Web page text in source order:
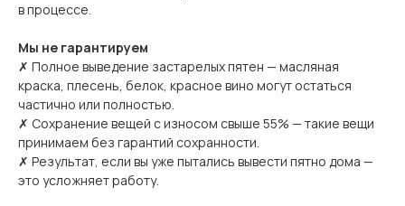
в процессе.
Мы не гарантируем
✗ Полное выведение застарелых пятен — масляная
краска, плесень, белок, красное вино могут остаться
частично или полностью.
✗ Сохранение вещей с износом свыше 55% — такие вещи
принимаем без гарантий сохранности.
✗ Результат, если вы уже пытались вывести пятно дома —
это усложняет работу.